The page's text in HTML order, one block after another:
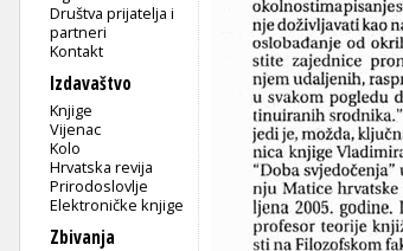
Društva prijatelja i
partneri
Kontakt
Izdavaštvo
Knjige
Vijenac
Kolo
Hrvatska revija
Prirodoslovlje
Elektroničke knjige
Zbivanja